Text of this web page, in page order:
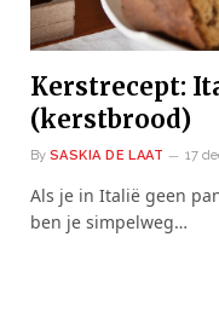
Kerstrecept:
(kerstbrood)
By SASKIA DE LAAT 17
Als je in Italië geen
ben je simpelweg…